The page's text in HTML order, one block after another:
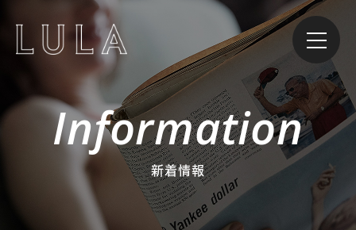
Information
新着情報